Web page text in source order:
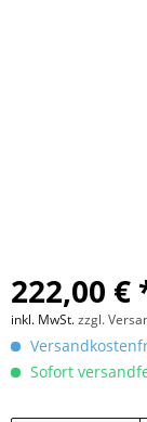
222,00 €
inkl. MwSt.zzgl.
Sofort